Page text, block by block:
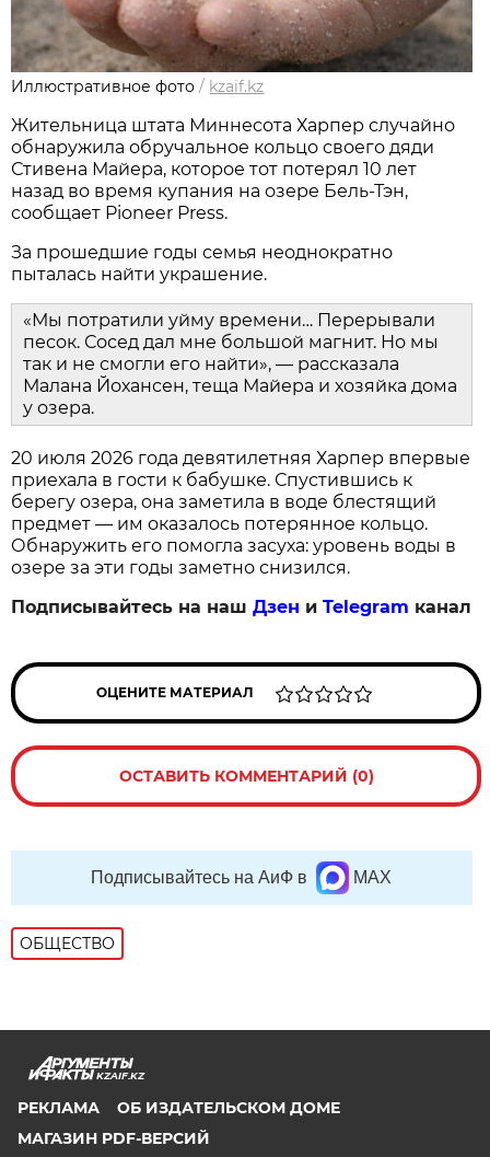
Иллюстративное фото / kzaif.kz
Жительница штата Миннесота Харпер случайно
обнаружила обручальное кольцо своего дяди
Стивена Майера, которое тот потерял 10 лет
назад во время купания на озере Бель-Тэн,
сообщает Pioneer Press.
За прошедшие годы семья неоднократно
пыталась найти украшение.
«Мы потратили уйму времени… Перерывали
песок. Сосед дал мне большой магнит. Но мы
так и не смогли его найти», — рассказала
Малана Йохансен, теща Майера и хозяйка дома
у озера.
20 июля 2026 года девятилетняя Харпер впервые
приехала в гости к бабушке. Спустившись к
берегу озера, она заметила в воде блестящий
предмет — им оказалось потерянное кольцо.
Обнаружить его помогла засуха: уровень воды в
озере за эти годы заметно снизился.
Подписывайтесь на нашДзен иTelegram канал
ОЦЕНИТЕ МАТЕРИАЛ
ОСТАВИТЬ КОММЕНТАРИЙ (0)
Подписывайтесь на АиФ в MAX
ОБЩЕСТВО
KZAIF.KZ
РЕКЛАМА
ОБ ИЗДАТЕЛЬСКОМ ДОМЕ
МАГАЗИН PDF-ВЕРСИЙ